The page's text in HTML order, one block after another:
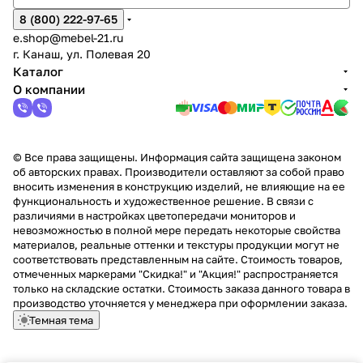
8 (800) 222-97-65
e.shop@mebel-21.ru
г. Канаш, ул. Полевая 20
Каталог
О компании
© Все права защищены. Информация сайта защищена законом
об авторских правах. Производители оставляют за собой право
вносить изменения в конструкцию изделий, не влияющие на ее
функциональность и художественное решение. В связи с
различиями в настройках цветопередачи мониторов и
невозможностью в полной мере передать некоторые свойства
материалов, реальные оттенки и текстуры продукции могут не
соответствовать представленным на сайте. Стоимость товаров,
отмеченных маркерами "Скидка!" и "Акция!" распространяется
только на складские остатки. Стоимость заказа данного товара в
производство уточняется у менеджера при оформлении заказа.
Темная тема